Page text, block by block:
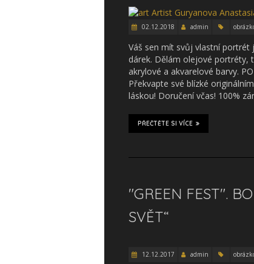
02.12.2018 admin
Váš sen mít svůj vlastní portrét
dárek. Dělám olejové portréty,
akrylové a akvarelové barvy.
Překvapte své blízké
láskou! Doručení včas! 100%
PŘEČTĚTE SI VÍCE
"GREEN FEST".
SVĚT“
12.12.2017 admin